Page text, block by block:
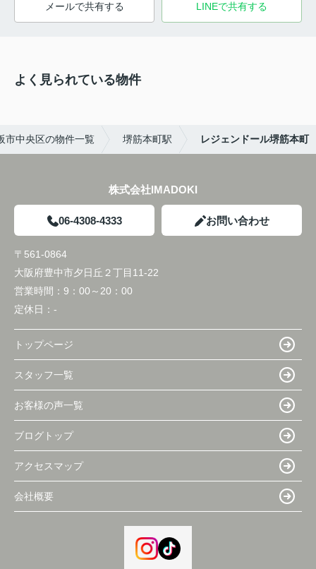
メールで共有する LINEで共有する
よく見られている物件
市中央区の物件一覧 堺筋本町駅 レジェンドール堺筋本町
株式会社IMADOKI
06-4308-4333 お問い合わせ
〒561-0864
大阪府豊中市夕日丘２丁目11-22
営業時間： 9：00～20：00
定休日： -
トップページ
スタッフ一覧
お客様の声一覧
ブログトップ
アクセスマップ
会社概要